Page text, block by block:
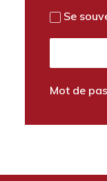
Se
Mot de